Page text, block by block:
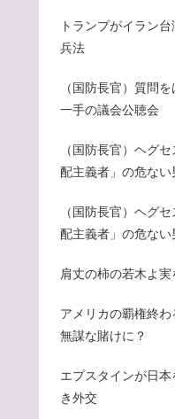
トランプがイラン
兵法
（国防長官）質問
一手の議会公聴会
（国防長官）ヘグ
配主義者」の危ない
（国防長官）ヘグ
配主義者」の危ない
肩丈の柿の若木よ
アメリカの覇権終
無謀な賭けに？
エプスタインが日
き外交